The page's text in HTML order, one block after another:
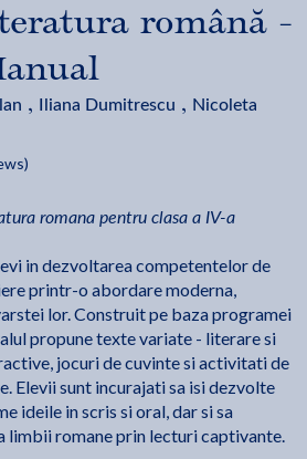
română -
, Iliana Dumitrescu , Nicoleta
romana pentru clasa a IV-a
in dezvoltarea competentelor de
printr-o abordare moderna,
lor. Construit pe baza programei
propune texte variate - literare si
jocuri de cuvinte si activitati de
Elevii sunt incurajati sa isi dezvolte
ideile in scris si oral, dar si sa
limbii romane prin lecturi captivante.